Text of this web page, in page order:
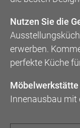
Nutzen Sie die
erwerben.
perfekte Küche
Möbelwerkstätte
Innenausbau mit